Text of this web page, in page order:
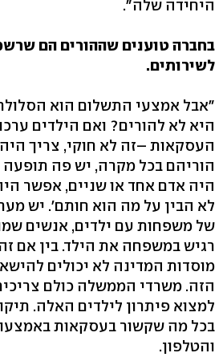
היחידה שלה".
בחברה טוענים שההורים הם
לשירותים.
"אבל אמצעי התשלום הוא
היא לא להורים? ואם הילדים
העסקאות –זה לא חוקי, צריך
הוריהם בכל מקרה, יש פה
היה אדם אחד או שניים, אפשר
לא הבין על מה הוא חותם'. יש
של משפחות עם ילדים, אנשים
רגיש במשפחה את הילד. בין אם
מוסדות המדינה לא יכולים
הזה. משרדי הממשלה כולם
למצוא פיתרון לילדים האלה.
בכל מה שקשור בעסקאות
והטלפון.